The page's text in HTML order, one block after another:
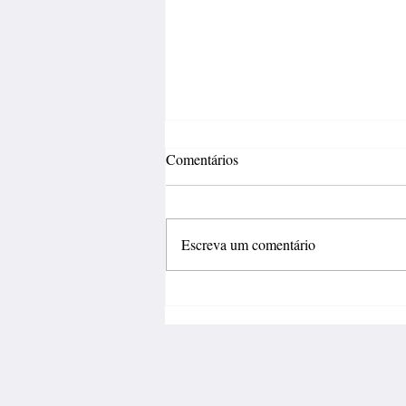
Comentários
Escreva um comentário